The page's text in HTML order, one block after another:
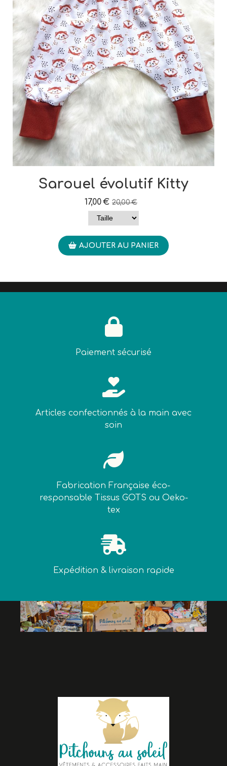
Sarouel évolutif Kitty
17,00€ 20,00€
AJOUTER AU PANIER

Paiement sécurisé

Articles confectionnés à la main avec
soin

Fabrication Française éco-
responsable Tissus GOTS ou Oeko-
tex

Expédition & livraison rapide